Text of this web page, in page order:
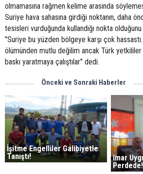
olmamasına rağmen kelime arasında
Suriye hava sahasına girdiği noktanın, daha
tesisleri vurduğunda kullandığı nokta
"Suriye bu yüzden bölgeye karşı çok
ölümünden mutlu değilim ancak Türk yetkililer
baskı yaratmaya çalıştılar" dedi.
Önceki ve Sonraki Haberler
İşitme Engelliler Galibiyetle
Tanıştı!
imar
Perdede!